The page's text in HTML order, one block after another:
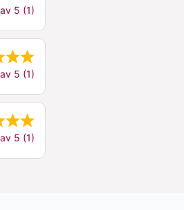
5 (1)
5 (1)
5 (1)